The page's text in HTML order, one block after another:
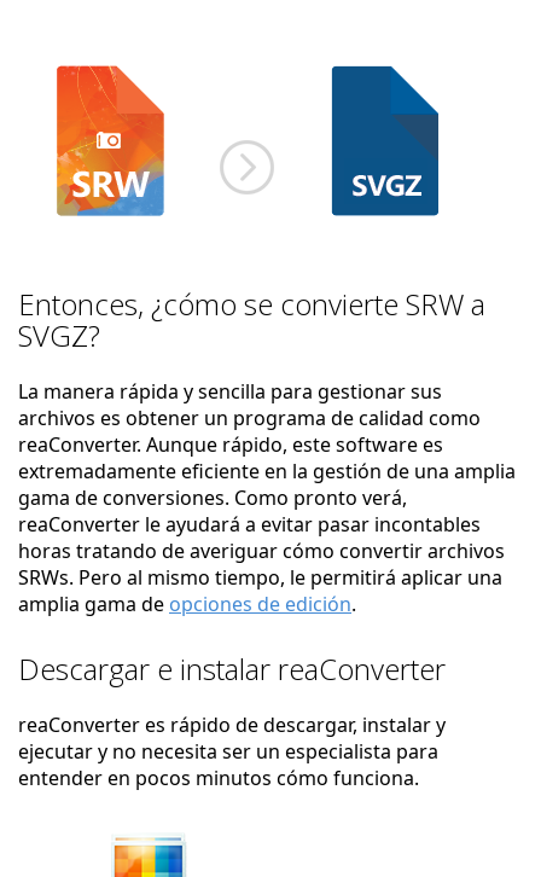
Entonces, ¿cómo se convierte SRW a
SVGZ?
La manera rápida y sencilla para gestionar sus
archivos es obtener un programa de calidad como
reaConverter. Aunque rápido, este software es
extremadamente eficiente en la gestión de una amplia
gama de conversiones. Como pronto verá,
reaConverter le ayudará a evitar pasar incontables
horas tratando de averiguar cómo convertir archivos
SRWs. Pero al mismo tiempo, le permitirá aplicar una
amplia gama de opciones de edición.
Descargar e instalar reaConverter
reaConverter es rápido de descargar, instalar y
ejecutar y no necesita ser un especialista para
entender en pocos minutos cómo funciona.